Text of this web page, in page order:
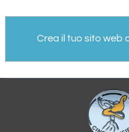
Crea il tuo sito web